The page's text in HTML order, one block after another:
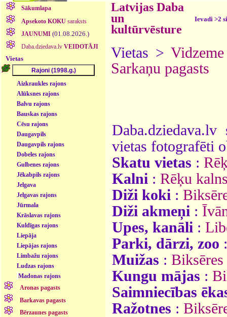
Sākumlapa
Apsekoto KOKUsaraksts
JAUNUMI (01.08.2026.)
Daba.dziedava.lv VEIDOTĀJI
Vietas
Aizkraukles rajons
Alūksnes rajons
Balvu rajons
Bauskas rajons
Cēsu rajons
Daugavpils
Daugavpils rajons
Dobeles rajons
Gulbenes rajons
Jēkabpils rajons
Jelgava
Jelgavas rajons
Jūrmala
Krāslavas rajons
Kuldīgas rajons
Liepāja
Liepājas rajons
Limbažu rajons
Ludzas rajons
Madonas rajons
Aronas pagasts
Barkavas pagasts
Bērzaunes pagasts
Latvijas Daba
un
kultūrvēsture
Ievadi >2
Vietas > Vidzeme
Sarkaņu pagasts
vietas fotografēti
Skatu vietas :
Kalni : Rēķu
Diži koki :
Diži akmeņi :
Upes, kanāli :
Parki, dārzi, zoo
Muižas :
Kungu mājas :
Saimniecības
Ražotnes :